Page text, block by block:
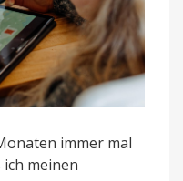
immer mal
meinen